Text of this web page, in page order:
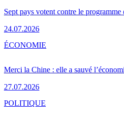
Sept pays votent contre le programme
24.07.2026
Merci la Chine : elle a sauvé
27.07.2026
ÉCONOMIE
POLITIQUE